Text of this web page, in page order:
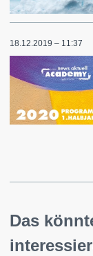
18.12.2019 – 11:37
Das